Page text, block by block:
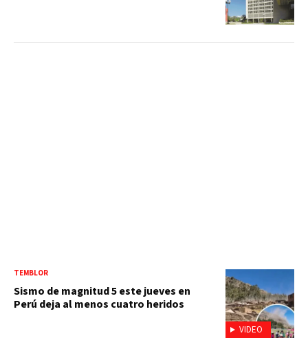
VIDEO
TEMBLOR
Sismo de magnitud 5 este jueves en
Perú deja al menos cuatro heridos